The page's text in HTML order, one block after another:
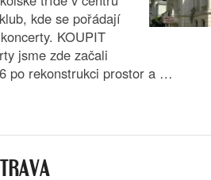
kde se pořádají
KOUPIT
jsme zde začali
po rekonstrukci prostor a …